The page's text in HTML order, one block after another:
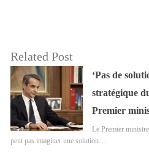
Related Post
‘Pas de
stratégique
Premier
Le Premier
peut pas imaginer une solution…